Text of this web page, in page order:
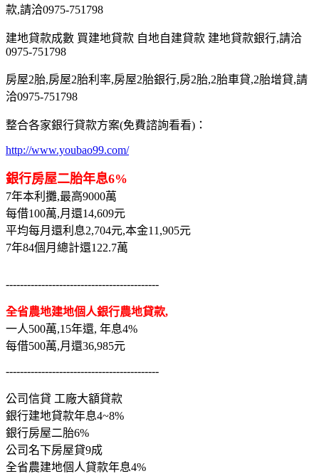
款,請洽0975-751798
建地貸款成數 買建地貸款 自地自建貸款 建地貸款銀行,請洽
0975-751798
房屋2胎,房屋2胎利率,房屋2胎銀行,房2胎,2胎車貸,2胎增貸,請
洽0975-751798
整合各家銀行貸款方案(免費諮詢看看)：
http://www.youbao99.com/
銀行房屋二胎年息6%
7年本利攤,最高9000萬
每借100萬,月還14,609元
平均每月還利息2,704元,本金11,905元
7年84個月總計還122.7萬
-------------------------------------------
全省農地建地個人銀行農地貸款,
一人500萬,15年還, 年息4%
每借500萬,月還36,985元
-------------------------------------------
公司信貸 工廠大額貸款
銀行建地貸款年息4~8%
銀行房屋二胎6%
公司名下房屋貸9成
全省農建地個人貸款年息4%